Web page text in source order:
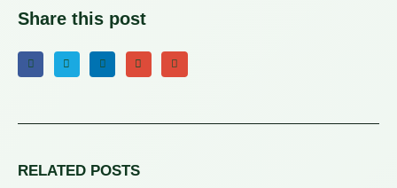
Share this post
RELATED POSTS